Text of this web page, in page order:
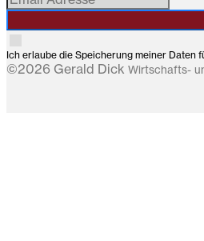
Ich erlaube die Speicherung meiner Daten
©2026 Gerald Dick Wirtschafts-